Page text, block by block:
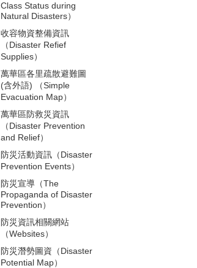
Class Status during
Natural Disasters）
收容物資整備資訊
（Disaster Refief
Supplies）
萬華區各里疏散避難圖
(含外語) （Simple
Evacuation Map）
萬華區防救災資訊
（Disaster Prevention
and Relief）
防災活動資訊（Disaster
Prevention Events）
防災宣導（The
Propaganda of Disaster
Prevention）
防災資訊相關網站
（Websites）
防災潛勢圖資（Disaster
Potential Map）